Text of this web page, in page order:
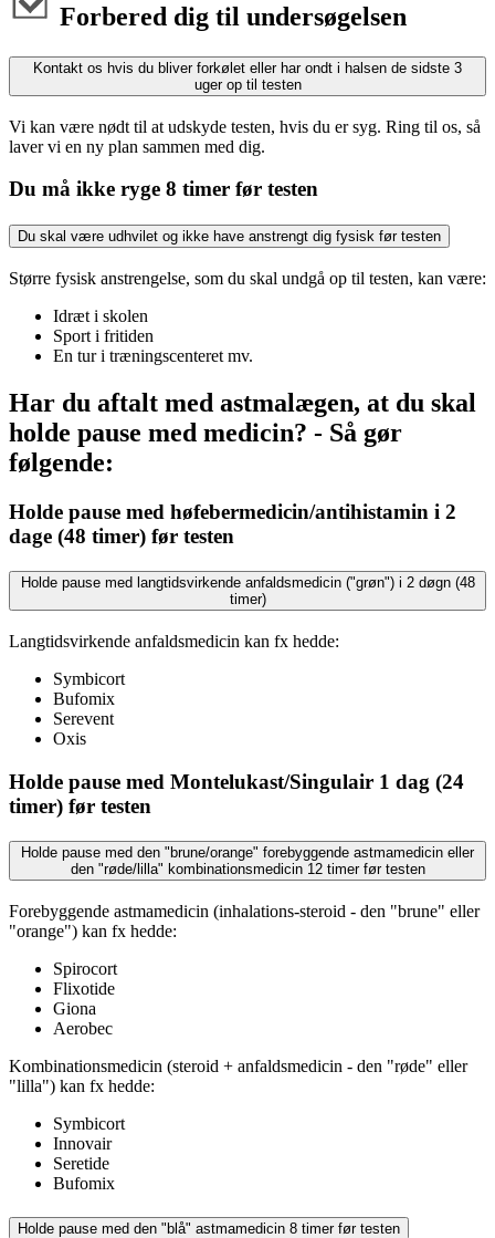
Forbered dig til undersøgelsen
Kontakt os hvis du bliver forkølet eller har ondt i halsen de sidste 3
uger op til testen
Vi kan være nødt til at udskyde testen, hvis du er syg. Ring til os, så
laver vi en ny plan sammen med dig.
Du må ikke ryge 8 timer før testen
Du skal være udhvilet og ikke have anstrengt dig fysisk før testen
Større fysisk anstrengelse, som du skal undgå op til testen, kan være:
Idræt i skolen
Sport i fritiden
En tur i træningscenteret mv.
Har du aftalt med astmalægen, at du skal
holde pause med medicin? - Så gør
følgende:
Holde pause med høfebermedicin/antihistamin i 2
dage (48 timer) før testen
Holde pause med langtidsvirkende anfaldsmedicin ("grøn") i 2 døgn (48
timer)
Langtidsvirkende anfaldsmedicin kan fx hedde:
Symbicort
Bufomix
Serevent
Oxis
Holde pause med Montelukast/Singulair 1 dag (24
timer) før testen
Holde pause med den "brune/orange" forebyggende astmamedicin eller
den "røde/lilla" kombinationsmedicin 12 timer før testen
Forebyggende astmamedicin (inhalations-steroid - den "brune" eller
"orange") kan fx hedde:
Spirocort
Flixotide
Giona
Aerobec
Kombinationsmedicin (steroid + anfaldsmedicin - den "røde" eller
"lilla") kan fx hedde:
Symbicort
Innovair
Seretide
Bufomix
Holde pause med den "blå" astmamedicin 8 timer før testen